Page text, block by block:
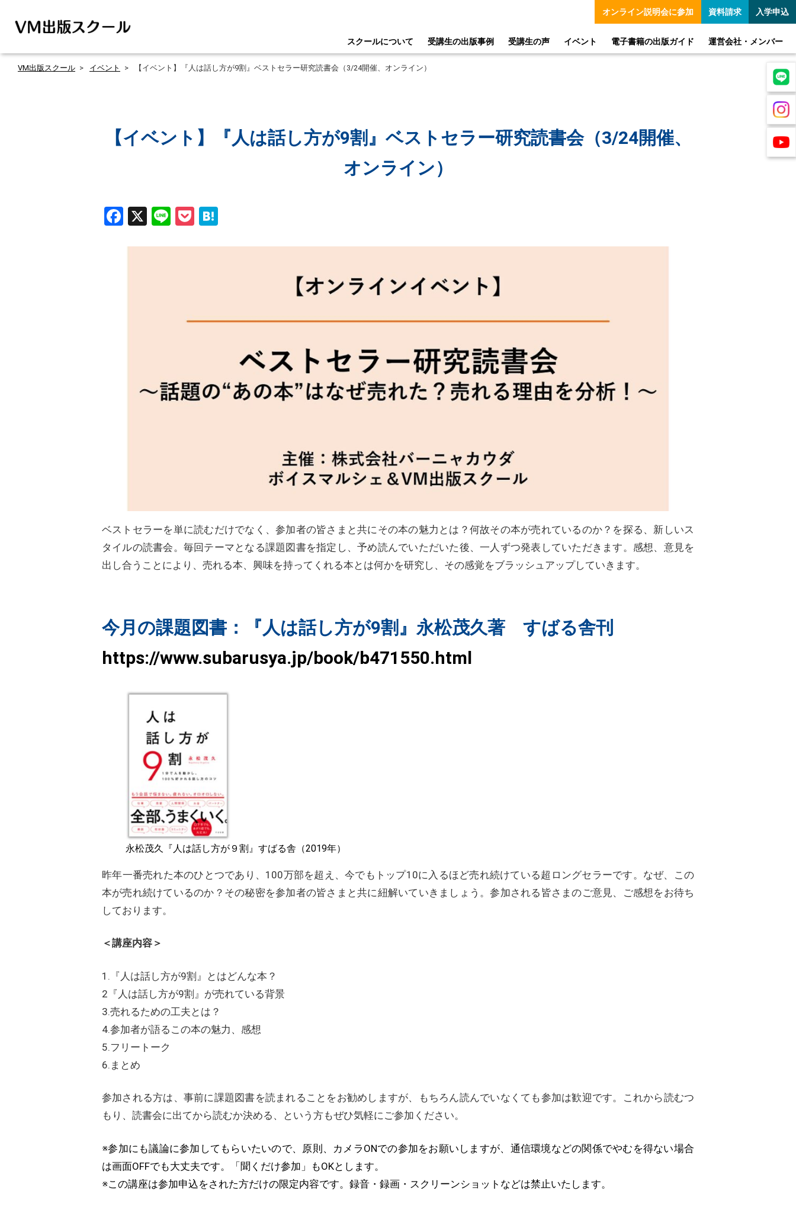
スクールについて 受講生の出版事例 受講生の声 イベント 電子書籍の出版ガイド 運営会社・メンバー
オンライン説明会に参加 資料請求 入学申込
VM出版スクール イベント 【イベント】『人は話し方が9割』ベストセラー研究読書会（3/24開催、オンライン）
【イベント】『人は話し方が9割』ベストセラー研究読書会（3/24開催、
オンライン）
Facebook
X LinePocket
ベストセラーを単に読むだけでなく、参加者の皆さまと共にその本の魅力とは？何故その本が売れているのか？を探る、新しいス
タイルの読書会。毎回テーマとなる課題図書を指定し、予め読んでいただいた後、一人ずつ発表していただきます。感想、意見を
出し合うことにより、売れる本、興味を持ってくれる本とは何かを研究し、その感覚をブラッシュアップしていきます。
今月の課題図書：『人は話し方が9割』永松茂久著 すばる舎刊
https://www.subarusya.jp/book/b471550.html
永松茂久『人は話し方が９割』すばる舎（2019年）
昨年一番売れた本のひとつであり、100万部を超え、今でもトップ10に入るほど売れ続けている超ロングセラーです。なぜ、この
本が売れ続けているのか？その秘密を参加者の皆さまと共に紐解いていきましょう。参加される皆さまのご意見、ご感想をお待ち
しております。
＜講座内容＞
1.『人は話し方が9割』とはどんな本？
2『人は話し方が9割』が売れている背景
3.売れるための工夫とは？
4.参加者が語るこの本の魅力、感想
5.フリートーク
6.まとめ
参加される方は、事前に課題図書を読まれることをお勧めしますが、もちろん読んでいなくても参加は歓迎です。これから読むつ
もり、読書会に出てから読むか決める、という方もぜひ気軽にご参加ください。
※参加にも議論に参加してもらいたいので、原則、カメラONでの参加をお願いしますが、通信環境などの関係でやむを得ない場合
は画面OFFでも大丈夫です。「聞くだけ参加」もOKとします。
※この講座は参加申込をされた方だけの限定内容です。録音・録画・スクリーンショットなどは禁止いたします。